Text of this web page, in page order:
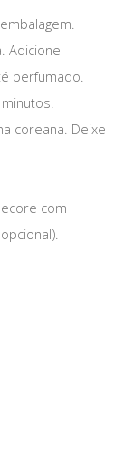
Adicione
perfumado.
coreana. Deixe
com